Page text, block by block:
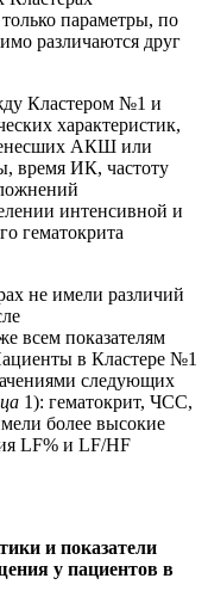
параметры, по
различаются друг
Кластером №1 и
характеристик,
АКШ или
время ИК, частоту
интенсивной и
гематокрита
не имели различий
всем показателям
в Кластере №1
следующих
1): гематокрит, ЧСС,
более высокие
LF% и LF/HF
и показатели
у пациентов в